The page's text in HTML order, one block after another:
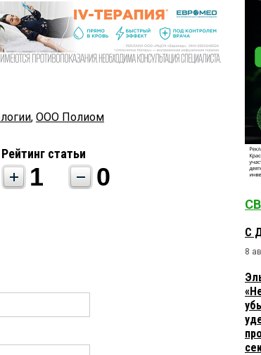
, ООО Полиом
Рейтинг статьи
1 0
С
8